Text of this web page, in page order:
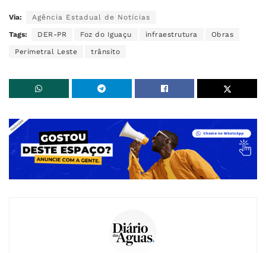
Via: Agência Estadual de Notícias
Tags: DER-PR Foz do Iguaçu infraestrutura Obras
Perimetral Leste trânsito